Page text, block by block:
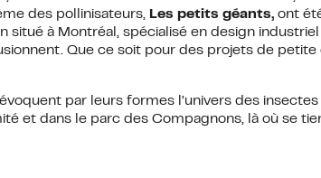
des pollinisateurs, Les petits géants, ont
situé à Montréal, spécialisé en design
Que ce soit pour des projets de
par leurs formes l’univers des
et dans le parc des Compagnons, là où se